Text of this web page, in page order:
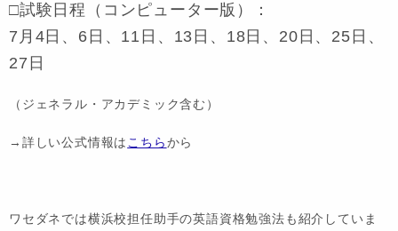
□試験日程（コンピューター版）：
7月4日、6日、11日、13日、18日、20日、25日、
27日
（ジェネラル・アカデミック含む）
→詳しい公式情報はこちらから
ワセダネでは横浜校担任助手の英語資格勉強法も紹介していま